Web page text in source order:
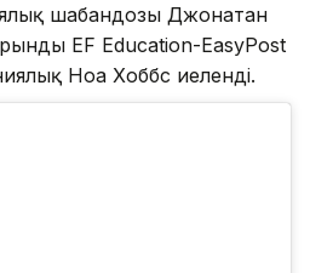
шабандозы Джонатан
EF Education-EasyPost
Ноа Хоббс иеленді.